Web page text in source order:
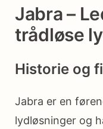
Jabra –
trådløse
Historie og
Jabra er en
lydløsninger og